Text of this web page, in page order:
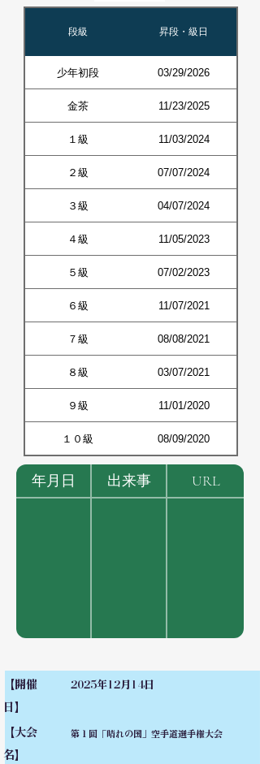
段級 昇段・級日
少年初段 03/29/2026
金茶 11/23/2025
１級 11/03/2024
２級 07/07/2024
３級 04/07/2024
４級 11/05/2023
５級 07/02/2023
６級 11/07/2021
７級 08/08/2021
８級 03/07/2021
９級 11/01/2020
１０級 08/09/2020
年月日 出来事 URL
【開催
日】
2025年12月14日
【大会
名】
第１回「晴れの国」空手道選手権大会